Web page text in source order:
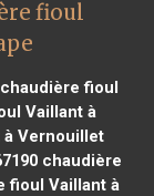
fioul
chaudière fioul
Vaillant à
Vernouillet
chaudière
fioul Vaillant à